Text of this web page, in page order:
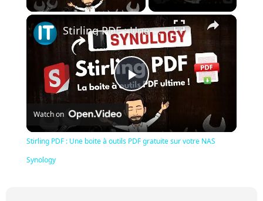
×
Play
Video
Stirling PDF : Une boite à outils PDF gratuite sur votre NAS Synology
Watch on
Stirling PDF : Une boite à outils PDF gratuite sur votre NAS
Synology